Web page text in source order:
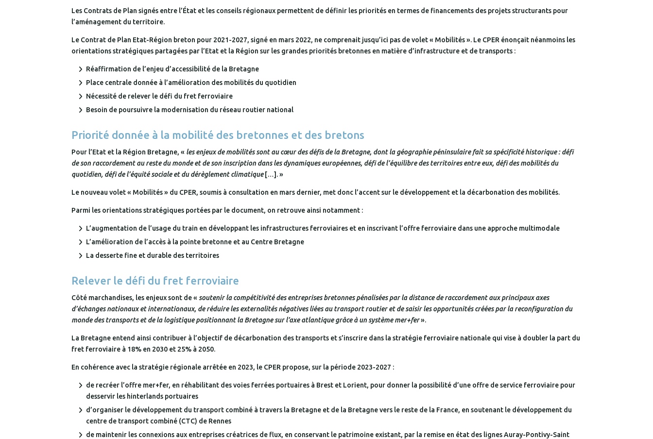
Les Contrats de Plan signés entre l’État et les conseils régionaux permettent de définir les priorités en termes de financements des projets structurants pour
l’aménagement du territoire.
Le Contrat de Plan Etat-Région breton pour 2021-2027, signé en mars 2022, ne comprenait jusqu’ici pas de volet « Mobilités ». Le CPER énonçait néanmoins les
orientations stratégiques partagées par l’Etat et la Région sur les grandes priorités bretonnes en matière d’infrastructure et de transports :
Réaffirmation de l’enjeu d’accessibilité de la Bretagne
Place centrale donnée à l’amélioration des mobilités du quotidien
Nécessité de relever le défi du fret ferroviaire
Besoin de poursuivre la modernisation du réseau routier national
Priorité donnée à la mobilité des bretonnes et des bretons
Pour l’Etat et la Région Bretagne, « les enjeux de mobilités sont au cœur des défis de la Bretagne, dont la géographie péninsulaire fait sa spécificité historique : défi
de son raccordement au reste du monde et de son inscription dans les dynamiques européennes, défi de l’équilibre des territoires entre eux, défi des mobilités du
quotidien, défi de l’équité sociale et du dérèglement climatique[…]. »
Le nouveau volet « Mobilités » du CPER, soumis à consultation en mars dernier, met donc l’accent sur le développement et la décarbonation des mobilités.
Parmi les orientations stratégiques portées par le document, on retrouve ainsi notamment :
L’augmentation de l’usage du train en développant les infrastructures ferroviaires et en inscrivant l’offre ferroviaire dans une approche multimodale
L’amélioration de l’accès à la pointe bretonne et au Centre Bretagne
La desserte fine et durable des territoires
Relever le défi du fret ferroviaire
Côté marchandises, les enjeux sont de « soutenir la compétitivité des entreprises bretonnes pénalisées par la distance de raccordement aux principaux axes
d’échanges nationaux et internationaux, de réduire les externalités négatives liées au transport routier et de saisir les opportunités créées par la reconfiguration du
monde des transports et de la logistique positionnant la Bretagne sur l’axe atlantique grâce à un système mer+fer».
La Bretagne entend ainsi contribuer à l’objectif de décarbonation des transports et s’inscrire dans la stratégie ferroviaire nationale qui vise à doubler la part du
fret ferroviaire à 18% en 2030 et 25% à 2050.
En cohérence avec la stratégie régionale arrêtée en 2023, le CPER propose, sur la période 2023-2027 :
de recréer l’offre mer+fer, en réhabilitant des voies ferrées portuaires à Brest et Lorient, pour donner la possibilité d’une offre de service ferroviaire pour
desservir les hinterlands portuaires
d’organiser le développement du transport combiné à travers la Bretagne et de la Bretagne vers le reste de la France, en soutenant le développement du
centre de transport combiné (CTC) de Rennes
de maintenir les connexions aux entreprises créatrices de flux, en conservant le patrimoine existant, par la remise en état des lignes Auray-Pontivy-Saint